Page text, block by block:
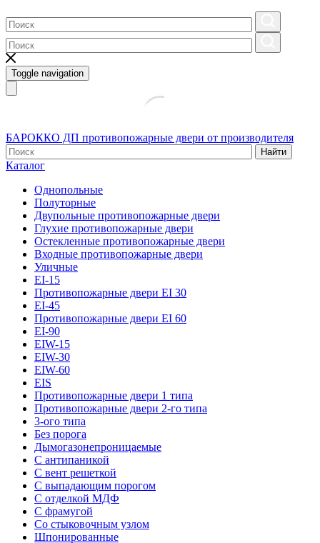
Toggle navigation
БАРОККО ДП противопожарные двери от производителя
Найти
Каталог
Однопольные
Полуторные
Двупольные противопожарные двери
Глухие противопожарные двери
Остекленные противопожарные двери
Входные противопожарные двери
Уличные
EI-15
Противопожарные двери EI 30
EI-45
Противопожарные двери EI 60
EI-90
EIW-15
EIW-30
EIW-60
EIS
Противопожарные двери 1 типа
Противопожарные двери 2-го типа
3-ого типа
Без порога
Дымогазонепроницаемые
С антипаникой
С вент решеткой
С выпадающим порогом
С отделкой МДФ
С фрамугой
Со стыковочным узлом
Шпонированные